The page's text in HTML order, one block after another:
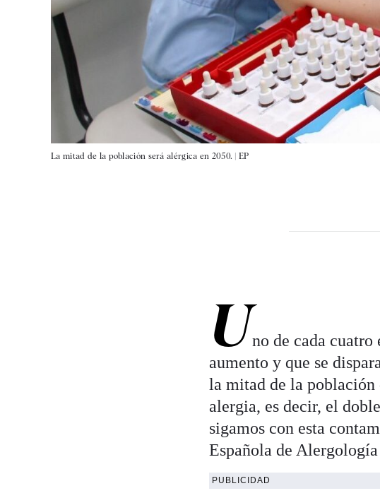
La mitad de la población será alérgica en 2050. |EP
Uno de cada cuatro
aumento y que se
la mitad de la población
alergia, es decir, el
sigamos con esta
Española de
PUBLICIDAD